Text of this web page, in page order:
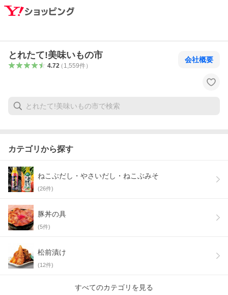
とれたて!美味いもの市
4.72（ 1,559件）
会社概要
カテゴリから探す
ねこぶだし・やさいだし・ねこぶみそ
(26件)
豚丼の具
(5件)
松前漬け
(12件)
すべてのカテゴリを見る